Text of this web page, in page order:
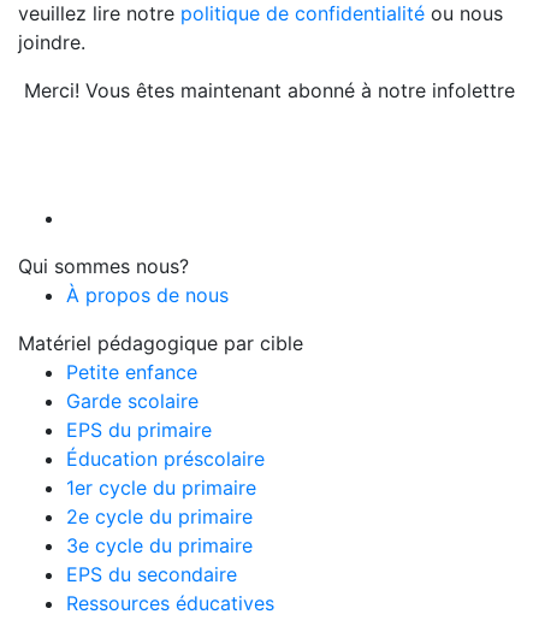
veuillez lire notre politique de confidentialité ou nous
joindre.
Merci! Vous êtes maintenant abonné à notre infolettre
Qui sommes nous?
À propos de nous
Matériel pédagogique par cible
Petite enfance
Garde scolaire
EPS du primaire
Éducation préscolaire
1er cycle du primaire
2e cycle du primaire
3e cycle du primaire
EPS du secondaire
Ressources éducatives